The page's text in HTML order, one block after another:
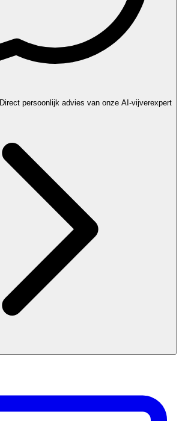
Direct persoonlijk advies van onze AI-vijverexpert